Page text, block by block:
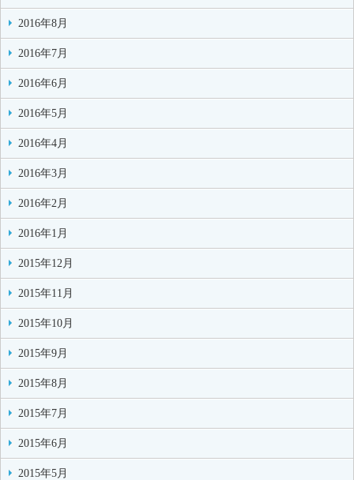
2016年8月
2016年7月
2016年6月
2016年5月
2016年4月
2016年3月
2016年2月
2016年1月
2015年12月
2015年11月
2015年10月
2015年9月
2015年8月
2015年7月
2015年6月
2015年5月